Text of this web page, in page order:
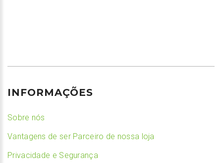
INFORMAÇÕES
Sobre nós
Vantagens de ser Parceiro de nossa loja
Privacidade e Segurança